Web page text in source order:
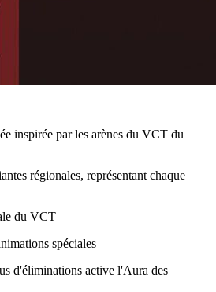
inspirée par les arènes du VCT du
régionales, représentant chaque
du VCT
spéciales
d'éliminations active l'Aura des